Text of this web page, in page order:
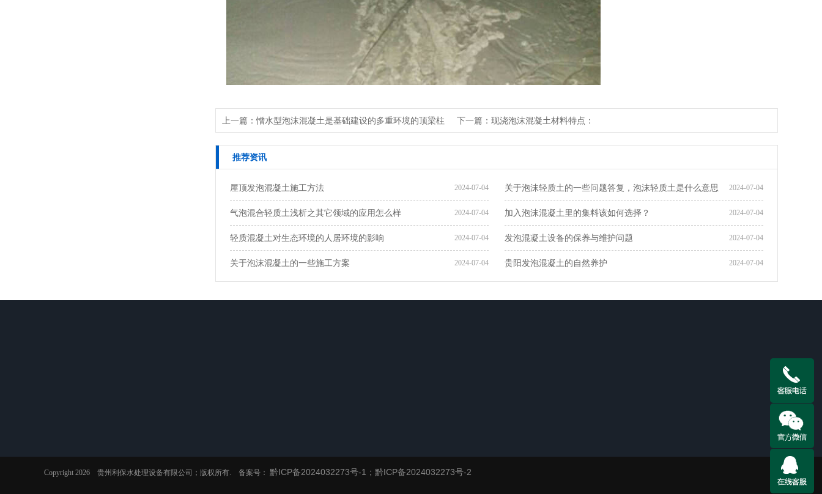
上一篇：憎水型泡沫混凝土是基础建设的多重环境的顶梁柱 下一篇：现浇泡沫混凝土材料特点：
推荐资讯
2024-07-04
屋顶发泡混凝土施工方法 2024-07-04
关于泡沫轻质土的一些问题答复，泡沫轻质土是什么意思
2024-07-04
气泡混合轻质土​浅析之其它领域的应用怎么样 2024-07-04
加入泡沫混凝土里的集料该如何选择？
2024-07-04
轻质混凝土对生态环境的人居环境的影响 2024-07-04
发泡混凝土设备的保养与维护问题
2024-07-04
关于泡沫混凝土的一些施工方案 2024-07-04
贵阳发泡混凝土的自然养护
Copyright 2026 贵州利保水处理设备有限公司；版权所有. 备案号： 黔ICP备2024032273号-1；黔ICP备2024032273号-2